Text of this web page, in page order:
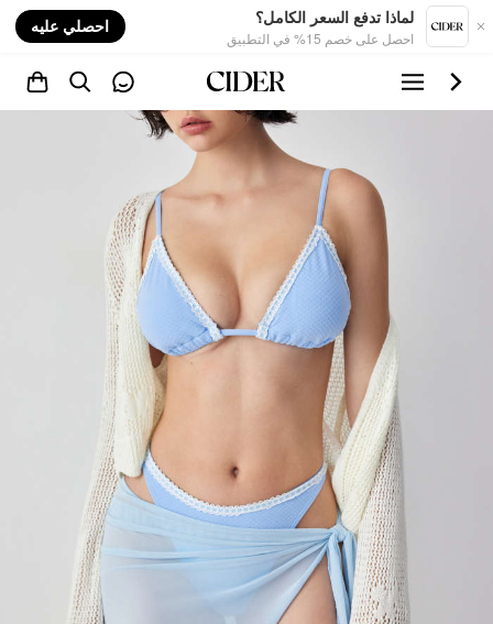
لماذا تدفع السعر الكامل؟
احصل على خصم 15% في التطبيق
احصلي عليه